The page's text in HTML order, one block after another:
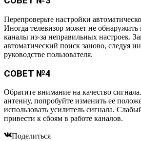
Перепроверьте настройки
Иногда телевизор может не обнаружить
каналы из-за неправильных настроек.
автоматический поиск заново, следуя
руководстве пользователя.
СОВЕТ №4
Обратите внимание на качество
антенну, попробуйте изменить ее
использовать усилитель сигнала.
привести к сбоям в работе каналов.
Поделиться